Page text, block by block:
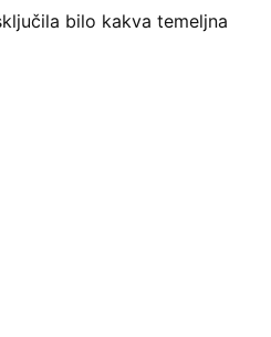
bilo kakva temeljna